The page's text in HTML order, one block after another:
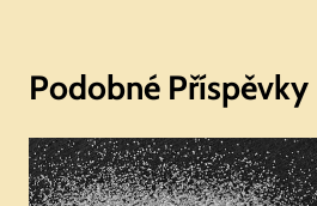
Podobné Příspěvky